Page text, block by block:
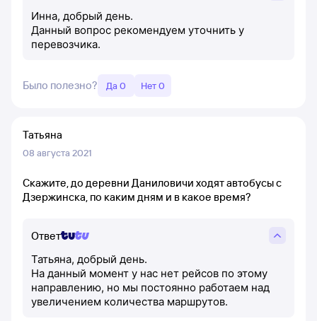
Инна, добрый день.
Данный вопрос рекомендуем уточнить у
перевозчика.
Было полезно? Да 0 Нет 0
Татьяна
08 августа 2021
Скажите, до деревни Даниловичи ходят автобусы с
Дзержинска, по каким дням и в какое время?
Ответ
Татьяна, добрый день.
На данный момент у нас нет рейсов по этому
направлению, но мы постоянно работаем над
увеличением количества маршрутов.